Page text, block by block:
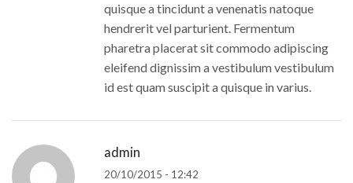
quisque a tincidunt a venenatis natoque
hendrerit vel parturient. Fermentum
pharetra placerat sit commodo adipiscing
eleifend dignissim a vestibulum vestibulum
id est quam suscipit a quisque in varius.
admin
20/10/2015 - 12:42